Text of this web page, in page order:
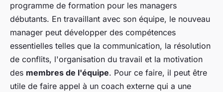
programme de formation pour les managers
débutants. En travaillant avec son équipe, le nouveau
manager peut développer des compétences
essentielles telles que la communication, la résolution
de conflits, l'organisation du travail et la motivation
des membres de l'équipe. Pour ce faire, il peut être
utile de faire appel à un coach externe qui a une